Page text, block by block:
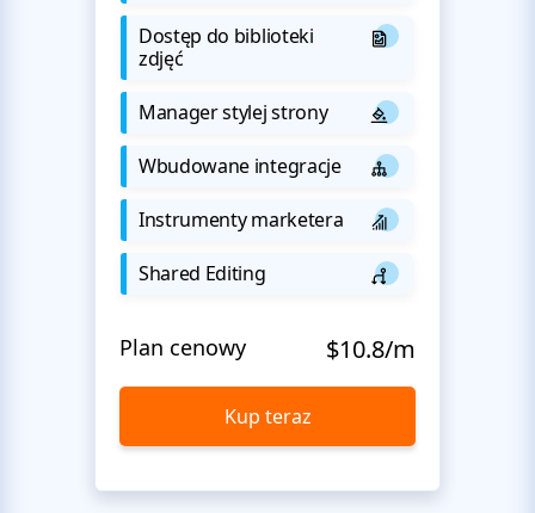
Dostęp do biblioteki
zdjęć
Manager stylej strony
Wbudowane integracje
Instrumenty marketera
Shared Editing
Plan cenowy $10.8/m
Kup teraz